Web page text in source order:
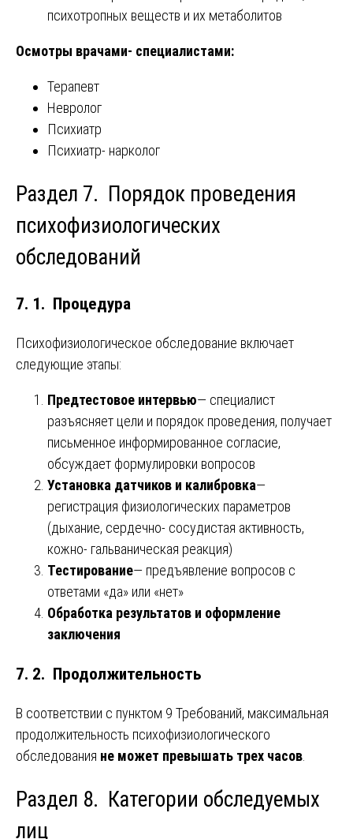
психотропных веществ и их метаболитов
Осмотры врачами- специалистами:
Терапевт
Невролог
Психиатр
Психиатр- нарколог
Раздел 7. Порядок проведения
психофизиологических
обследований
7. 1. Процедура
Психофизиологическое обследование включает
следующие этапы:
Предтестовое интервью— специалист
разъясняет цели и порядок проведения, получает
письменное информированное согласие,
обсуждает формулировки вопросов
Установка датчиков и калибровка—
регистрация физиологических параметров
(дыхание, сердечно- сосудистая активность,
кожно- гальваническая реакция)
Тестирование— предъявление вопросов с
ответами «да» или «нет»
Обработка результатов и оформление
заключения
7. 2. Продолжительность
В соответствии с пунктом 9 Требований, максимальная
продолжительность психофизиологического
обследования не может превышать трех часов
Раздел 8. Категории обследуемых
лиц